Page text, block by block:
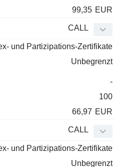
99,35 EUR
CALL
und Partizipations-Zertifikate
Unbegrenzt
-
100
66,97 EUR
CALL
und Partizipations-Zertifikate
Unbegrenzt